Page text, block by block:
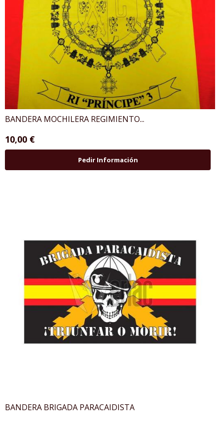
BANDERA MOCHILERA REGIMIENTO...
10,00 €
Pedir Información
BANDERA BRIGADA PARACAIDISTA